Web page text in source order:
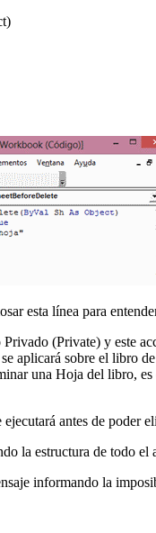
esta línea para
(Private) y este
aplicará sobre el libro
una Hoja del libro,
antes de poder
la estructura de todo
informando la